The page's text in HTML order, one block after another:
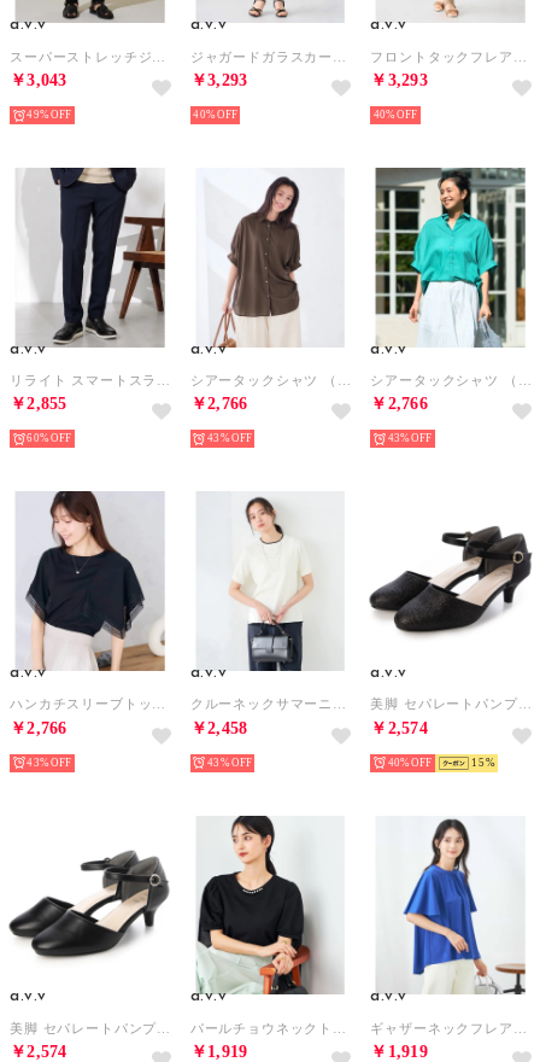
a.v.v
￥3,043
49%
a.v.v
￥3,293
40%
a.v.v
￥3,293
40%
a.v.v
￥2,855
60%
a.v.v
￥2,766
43%
a.v.v
￥2,766
43%
a.v.v
ハンカチスリーブトップス （ブラック）
￥2,766
43%
a.v.v
クルーネックサマーニット （ホワイト）
￥2,458
43%
a.v.v
美脚 セパレートパンプス （BLK）
￥2,574
40% 15
a.v.v
￥2,574
a.v.v
￥1,919
a.v.v
￥1,919